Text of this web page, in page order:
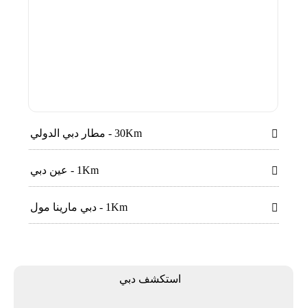
 30Km - مطار دبي الدولي
 1Km - عين دبي
 1Km - دبي مارينا مول
اﺳﺘﻜﺸﻒ دﺑﻲ